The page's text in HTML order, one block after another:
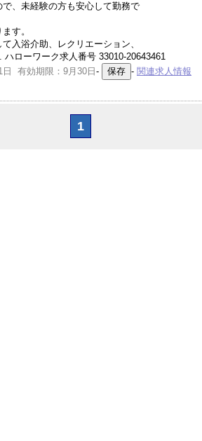
、未経験の方も安心して勤務で
す。
入浴介助、レクリエーション、
ローワーク求人番号 33010-20643461
日 有効期限：9月30日 - - 関連求人情報
1